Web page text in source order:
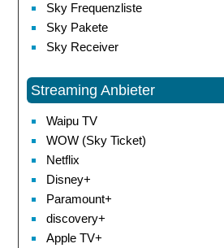
Sky Frequenzliste
Sky Pakete
Sky Receiver
Streaming Anbieter
Waipu TV
WOW (Sky Ticket)
Netflix
Disney+
Paramount+
discovery+
Apple TV+